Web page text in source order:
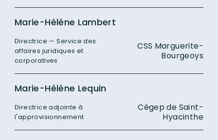
Marie-Hélène Lambert
Directrice — Service des
affaires juridiques et
corporatives
CSS Marguerite-
Bourgeoys
Marie-Hélène Lequin
Directrice adjointe à
l'approvisionnement
Cégep de Saint-
Hyacinthe